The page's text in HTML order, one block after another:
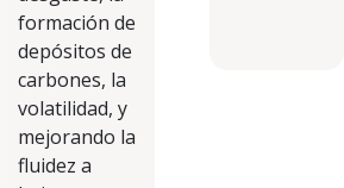
formación de
depósitos de
carbones, la
volatilidad, y
mejorando la
fluidez a